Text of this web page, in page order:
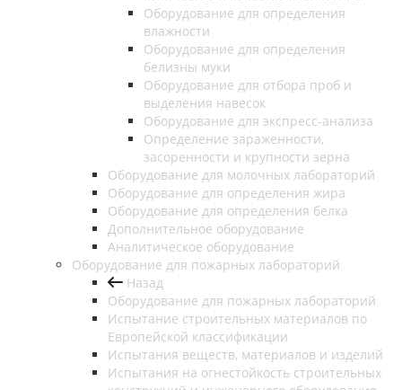
Оборудование для определения
влажности
Оборудование для определения
белизны муки
Оборудование для отбора проб и
выделения навесок
Оборудование для экспресс-анализа
Определение зараженности,
засоренности и крупности зерна
Оборудование для молочных лабораторий
Оборудование для определения жира
Оборудование для определения белка
Дополнительное оборудование
Аналитическое оборудование
Оборудование для пожарных лабораторий
Назад
Оборудование для пожарных лабораторий
Испытание строительных материалов по
Европейской классификации
Испытания веществ, материалов и изделий
Испытания на огнестойкость строительных